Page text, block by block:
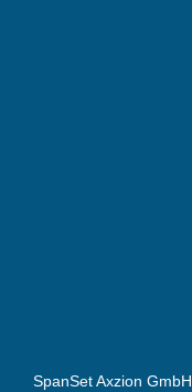
SpanSet Axzion GmbH